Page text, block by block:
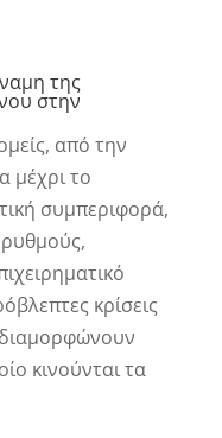
της
στην
από την
μέχρι το
συμπεριφορά,
ρυθμούς,
κρίσεις
διαμορφώνουν
κινούνται τα